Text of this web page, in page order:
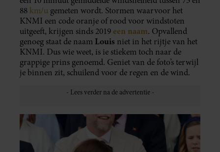
88 km/u gemeten wordt. Stormen waarvoor het
KNMI een code oranje of rood voor windstoten
uitgeeft, krijgen sinds 2019 een naam. Opvallend
genoeg staat de naam Louis niet in het rijtje van het
KNMI. Dus wie weet, is ie stiekem toch naar de
grappige prins genoemd. Geniet van de foto’s terwijl
je binnen zit, schuilend voor de regen en de wind.